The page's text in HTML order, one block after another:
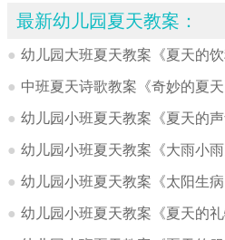
最新幼儿园夏天教案：
● 幼儿园大班夏天教案《夏天的
● 中班夏天诗歌教案《奇妙的夏
● 幼儿园小班夏天教案《夏天的
● 幼儿园小班夏天教案《大雨小
● 幼儿园小班夏天教案《太阳生
● 幼儿园小班夏天教案《夏天的